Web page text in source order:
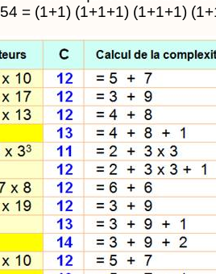
54 = (1+1) (1+1+1) (1+1+1)